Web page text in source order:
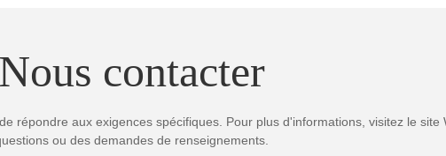
Nous contacter
répondre aux exigences spécifiques. Pour plus d'informations, visitez le
ou des demandes de renseignements.